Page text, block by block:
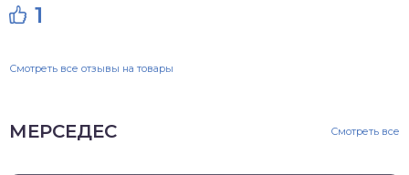
1
Смотреть все отзывы на товары
МЕРСЕДЕС Смотреть все